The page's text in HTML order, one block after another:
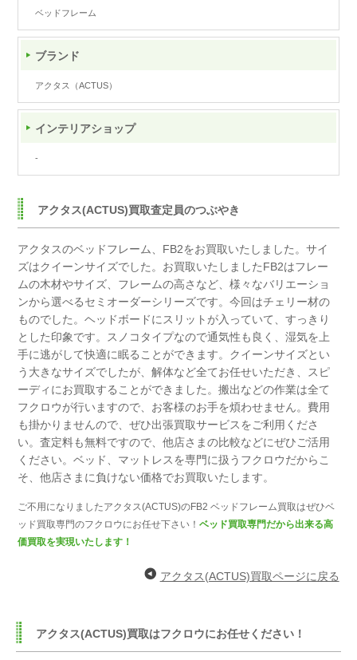
ベッドフレーム
ブランド
アクタス（ACTUS）
インテリアショップ
-
アクタス(ACTUS)買取査定員のつぶやき
アクタスのベッドフレーム、FB2をお買取いたしました。サイ
ズはクイーンサイズでした。 お買取いたしましたFB2はフレー
ムの木材やサイズ、フレームの高さなど、様々なバリエーショ
ンから選べるセミオーダーシリーズです。今回はチェリー材の
ものでした。ヘッドボードにスリットが入っていて、すっきり
とした印象です。 スノコタイプなので通気性も良く、湿気を上
手に逃がして快適に眠ることができます。 クイーンサイズとい
う大きなサイズでしたが、解体など全てお任せいただき、 スピ
ーディにお買取することができました。搬出などの作業は全て
フクロウが行いますので、お客様のお手を煩わせません。 費用
も掛かりませんので、ぜひ出張買取サービスをご利用くださ
い。査定料も無料ですので、他店さまの比較などにぜひご活用
ください。ベッド、マットレスを専門に扱うフクロウだからこ
そ、他店さまに負けない価格でお買取いたします。
ご不用になりましたアクタス(ACTUS)のFB2 ベッドフレーム買取はぜひベ
ッド買取専門のフクロウにお任せ下さい！ベッド買取専門だから出来る高
価買取を実現いたします！
アクタス(ACTUS)買取ページに戻る
アクタス(ACTUS)買取はフクロウにお任せください！